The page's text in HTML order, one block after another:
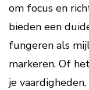
om focus en
bieden een
fungeren als
markeren. Of
je